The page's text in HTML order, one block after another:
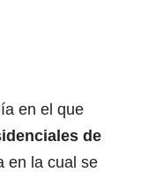
en el que
de
en la cual se